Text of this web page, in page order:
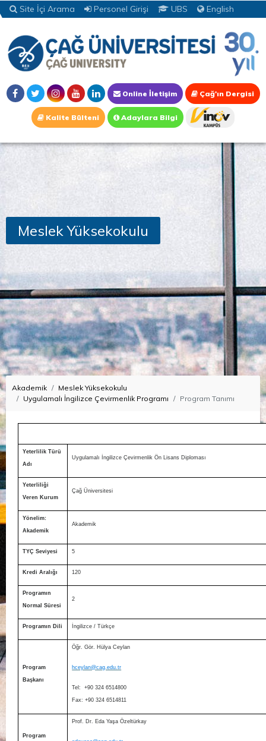
Site İçi Arama Personel Girişi UBS English
Online İletişim Çağ'ın Dergisi
Kalite Bülteni Adaylara Bilgi
Meslek Yüksekokulu
Akademik
Meslek Yüksekokulu
Uygulamalı İngilizce Çevirmenlik Programı
Program Tanımı
Yeterlilik Türü
Adı
Uygulamalı İngilizce Çevirmenlik Ön Lisans Diploması
Yeterliliği
Veren Kurum
Çağ Üniversitesi
Yönelim:
Akademik
Akademik
TYÇ Seviyesi 5
Kredi Aralığı 120
Programın
Normal Süresi
2
Programın Dili İngilizce / Türkçe
Program
Başkanı
Öğr. Gör. Hülya Ceylan
hceylan@cag.edu.tr
Tel: +90 324 6514800
Fax: +90 324 6514811
Program
Prof. Dr. Eda Yaşa Özeltürkay